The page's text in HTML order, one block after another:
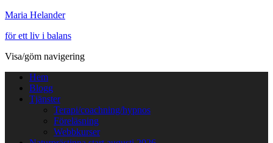
Maria Helander
för ett liv i balans
Visa/göm navigering
Hem
Blogg
Tjänster
Terapi/coachning/hypnos
Föreläsning
Webbkurser